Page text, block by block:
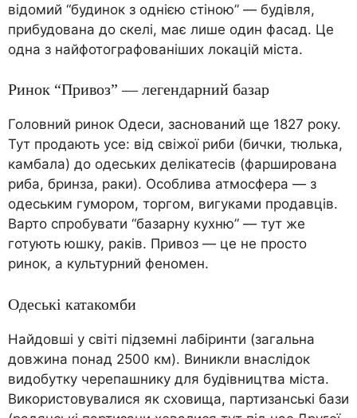
відомий “будинок з однією стіною” — будівля,
прибудована до скелі, має лише один фасад. Це
одна з найфотографованіших локацій міста.
Ринок “Привоз” — легендарний базар
Головний ринок Одеси, заснований ще 1827 року.
Тут продають усе: від свіжої риби (бички, тюлька,
камбала) до одеських делікатесів (фарширована
риба, бринза, раки). Особлива атмосфера — з
одеським гумором, торгом, вигуками продавців.
Варто спробувати “базарну кухню” — тут же
готують юшку, раків. Привоз — це не просто
ринок, а культурний феномен.
Одеські катакомби
Найдовші у світі підземні лабіринти (загальна
довжина понад 2500 км). Виникли внаслідок
видобутку черепашнику для будівництва міста.
Використовувалися як сховища, партизанські бази